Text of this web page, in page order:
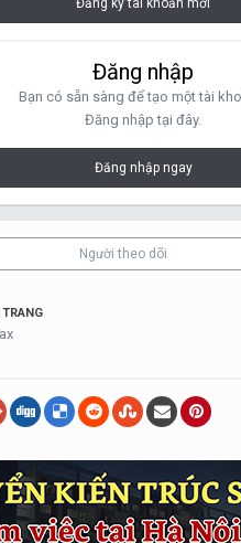
Đăng ký tài khoản mới
Đăng nhập
Bạn có sẵn sàng để tạo một tài
Đăng nhập tại đây.
Đăng nhập ngay
Người theo dõi